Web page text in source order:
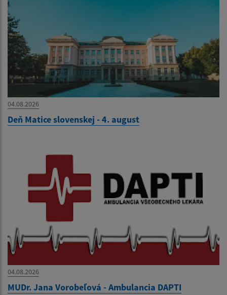
04.08.2026
Deň Matice slovenskej - 4. august
04.08.2026
MUDr. Jana Vorobeľová - Ambulancia DAPTI